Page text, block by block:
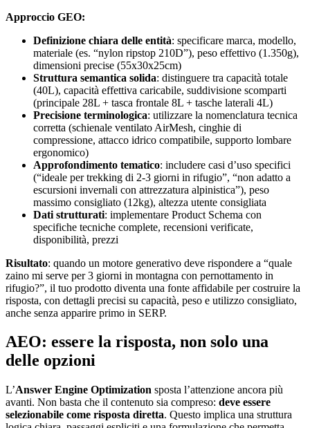
Approccio GEO:
Definizione chiara delle entità: specificare marca, modello,
materiale (es. “nylon ripstop 210D”), peso effettivo (1.350g),
dimensioni precise (55x30x25cm)
Struttura semantica solida: distinguere tra capacità totale
(40L), capacità effettiva caricabile, suddivisione scomparti
(principale 28L + tasca frontale 8L + tasche laterali 4L)
Precisione terminologica: utilizzare la nomenclatura tecnica
corretta (schienale ventilato AirMesh, cinghie di
compressione, attacco idrico compatibile, supporto lombare
ergonomico)
Approfondimento tematico: includere casi d’uso specifici
(“ideale per trekking di 2-3 giorni in rifugio”, “non adatto a
escursioni invernali con attrezzatura alpinistica”), peso
massimo consigliato (12kg), altezza utente consigliata
Dati strutturati: implementare Product Schema con
specifiche tecniche complete, recensioni verificate,
disponibilità, prezzi
Risultato: quando un motore generativo deve rispondere a “quale
zaino mi serve per 3 giorni in montagna con pernottamento in
rifugio?”, il tuo prodotto diventa una fonte affidabile per costruire la
risposta, con dettagli precisi su capacità, peso e utilizzo consigliato,
anche senza apparire primo in SERP.
AEO: essere la risposta, non solo una
delle opzioni
L’Answer Engine Optimization sposta l’attenzione ancora più
avanti. Non basta che il contenuto sia compreso: deve essere
selezionabile come risposta diretta. Questo implica una struttura